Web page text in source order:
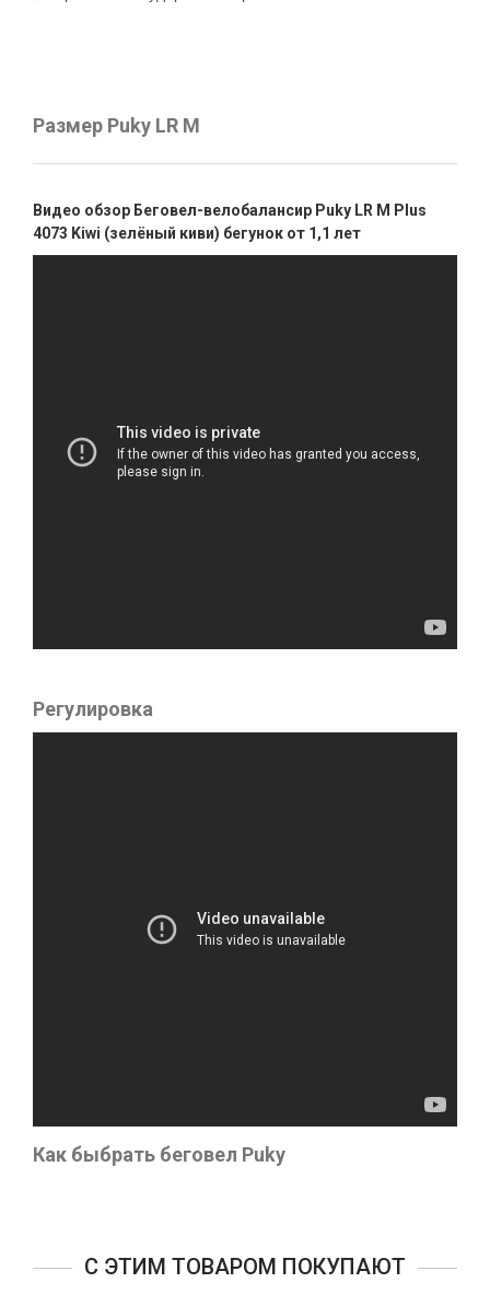
Размер Puky LR M
Видео обзор Беговел-велобалансир Puky LR M Plus
4073 Kiwi (зелёный киви) бегунок от 1,1 лет
Регулировка
Как быбрать беговел Puky
С ЭТИМ ТОВАРОМ ПОКУПАЮТ